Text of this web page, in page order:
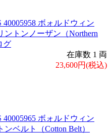
ボォルドウィン
ントンノーザン（Northern
グ
在庫数 1 両
23,600円(税込)
ボォルドウィン
ベルト（Cotton Belt）